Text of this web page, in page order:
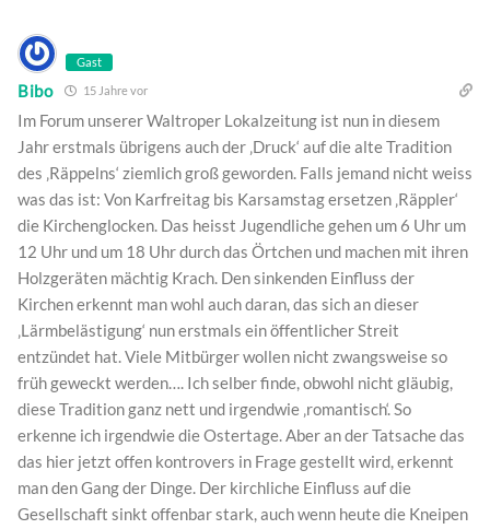
Gast
Bibo 15 Jahre vor
Im Forum unserer Waltroper Lokalzeitung ist nun in diesem
Jahr erstmals übrigens auch der ‚Druck‘ auf die alte Tradition
des ‚Räppelns‘ ziemlich groß geworden. Falls jemand nicht weiss
was das ist: Von Karfreitag bis Karsamstag ersetzen ‚Räppler‘
die Kirchenglocken. Das heisst Jugendliche gehen um 6 Uhr um
12 Uhr und um 18 Uhr durch das Örtchen und machen mit ihren
Holzgeräten mächtig Krach. Den sinkenden Einfluss der
Kirchen erkennt man wohl auch daran, das sich an dieser
‚Lärmbelästigung‘ nun erstmals ein öffentlicher Streit
entzündet hat. Viele Mitbürger wollen nicht zwangsweise so
früh geweckt werden…. Ich selber finde, obwohl nicht gläubig,
diese Tradition ganz nett und irgendwie ‚romantisch‘. So
erkenne ich irgendwie die Ostertage. Aber an der Tatsache das
das hier jetzt offen kontrovers in Frage gestellt wird, erkennt
man den Gang der Dinge. Der kirchliche Einfluss auf die
Gesellschaft sinkt offenbar stark, auch wenn heute die Kneipen